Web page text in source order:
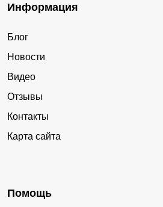
Информация
Блог
Новости
Видео
Отзывы
Контакты
Карта сайта
Помощь